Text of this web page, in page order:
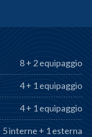
8 + 2 equipaggio
4 + 1 equipaggio
4 + 1 equipaggio
5 interne + 1 esterna